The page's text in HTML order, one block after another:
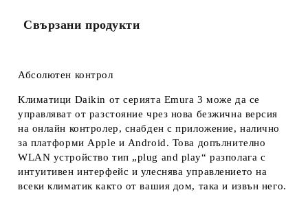
Свързани продукти
Абсолютен контрол
Климатици Daikin от серията Emura 3 може да се
управляват от разстояние чрез нова безжична версия
на онлайн контролер, снабден с приложение, налично
за платформи Apple и Android. Това допълнително
WLAN устройство тип „plug and play“ разполага с
интуитивен интерфейс и улеснява управлението на
всеки климатик както от вашия дом, така и извън него.